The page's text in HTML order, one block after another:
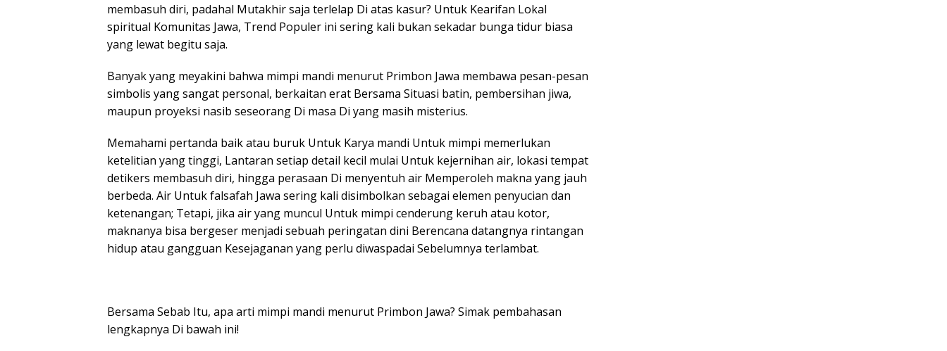
membasuh diri, padahal Mutakhir saja terlelap Di atas kasur? Untuk Kearifan Lokal
spiritual Komunitas Jawa, Trend Populer ini sering kali bukan sekadar bunga tidur biasa
yang lewat begitu saja.
Banyak yang meyakini bahwa mimpi mandi menurut Primbon Jawa membawa pesan-pesan
simbolis yang sangat personal, berkaitan erat Bersama Situasi batin, pembersihan jiwa,
maupun proyeksi nasib seseorang Di masa Di yang masih misterius.
Memahami pertanda baik atau buruk Untuk Karya mandi Untuk mimpi memerlukan
ketelitian yang tinggi, Lantaran setiap detail kecil mulai Untuk kejernihan air, lokasi tempat
detikers membasuh diri, hingga perasaan Di menyentuh air Memperoleh makna yang jauh
berbeda. Air Untuk falsafah Jawa sering kali disimbolkan sebagai elemen penyucian dan
ketenangan; Tetapi, jika air yang muncul Untuk mimpi cenderung keruh atau kotor,
maknanya bisa bergeser menjadi sebuah peringatan dini Berencana datangnya rintangan
hidup atau gangguan Kesejaganan yang perlu diwaspadai Sebelumnya terlambat.
Bersama Sebab Itu, apa arti mimpi mandi menurut Primbon Jawa? Simak pembahasan
lengkapnya Di bawah ini!